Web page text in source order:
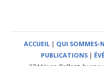
ACCUEIL QUI SOMMES-
PUBLICATIONS|